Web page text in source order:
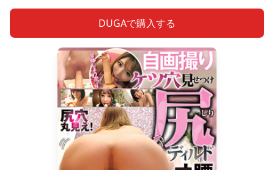
DUGAで購入する